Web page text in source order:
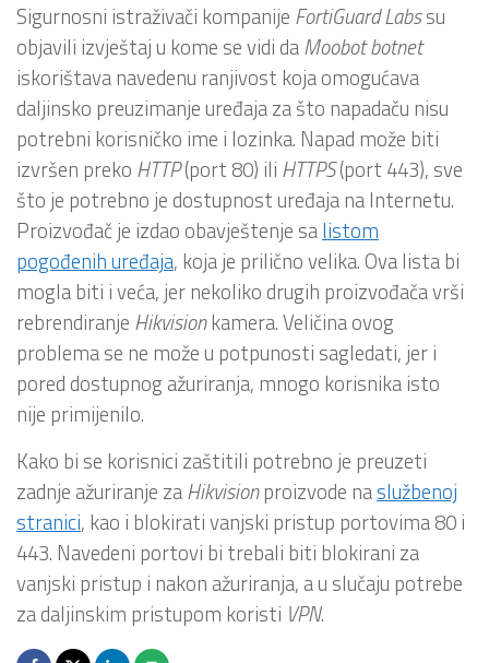
Sigurnosni istraživači kompanije FortiGuard Labssu
objavili izvještaj u kome se vidi daMoobot botnet
iskorištava navedenu ranjivost koja omogućava
daljinsko preuzimanje uređaja za što napadaču nisu
potrebni korisničko ime i lozinka. Napad može biti
izvršen preko HTTP(port 80) ili HTTPS(port 443), sve
što je potrebno je dostupnost uređaja na Internetu.
Proizvođač je izdao obavještenje salistom
pogođenih uređaja, koja je prilično velika. Ova lista bi
mogla biti i veća, jer nekoliko drugih proizvođača vrši
rebrendiranje Hikvisionkamera. Veličina ovog
problema se ne može u potpunosti sagledati, jer i
pored dostupnog ažuriranja, mnogo korisnika isto
nije primijenilo.
Kako bi se korisnici zaštitili potrebno je preuzeti
zadnje ažuriranje zaHikvisionproizvode naslužbenoj
stranici, kao i blokirati vanjski pristup portovima 80 i
443. Navedeni portovi bi trebali biti blokirani za
vanjski pristup i nakon ažuriranja, a u slučaju potrebe
za daljinskim pristupom koristi VPN.